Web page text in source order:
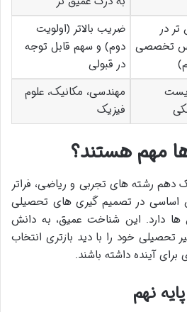
در
تخصصی
ضریب بالاتر (اولویت
دوم) و سهم قابل توجه
در قبولی
مهندسی، مکانیک، علوم
فیزیک
مهم هستند؟
دهم رشته های تجربی و ریاضی، فراتر
اساسی در تصمیم گیری های تحصیلی
ها دارد. این شناخت عمیق، به دانش
تحصیلی خود را با دید بازتری انتخاب
آینده داشته باشند.
نهم